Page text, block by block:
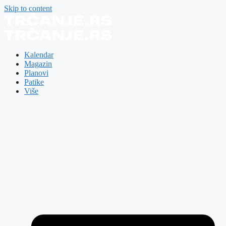
Skip to content
Kalendar
Magazin
Planovi
Patike
Više